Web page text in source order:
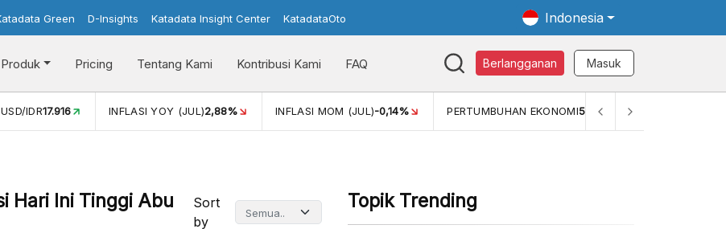
Green D-Insights Katadata Insight Center KatadataOto Indonesia
Produk Pricing Tentang Kami Kontribusi Kami FAQ Berlangganan Masuk
2,88% INFLASI MOM (JUL)-0,14% PERTUMBUHAN EKONOMI5,11% PERTUMBUHAN EKONOMI (YOY) (Q1)5,61%
Hari Ini Tinggi Abu
Sort
by
Topik Trending